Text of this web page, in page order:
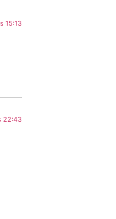
15:13
22:43